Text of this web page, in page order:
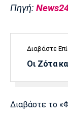
Πηγή:
Διαβάστε
Οι Ζότα
Διαβάστε το